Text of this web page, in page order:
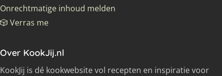
Onrechtmatige inhoud melden
🎲 Verras me
Over KookJij.nl
KookJij is dé kookwebsite vol recepten en inspiratie voor